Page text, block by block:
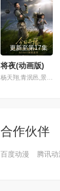
更新至第17集
将夜(动画版)
杨天翔,青泯邑,景向谁依,魏超,贺文潇
合作伙伴
百度动漫 腾讯动